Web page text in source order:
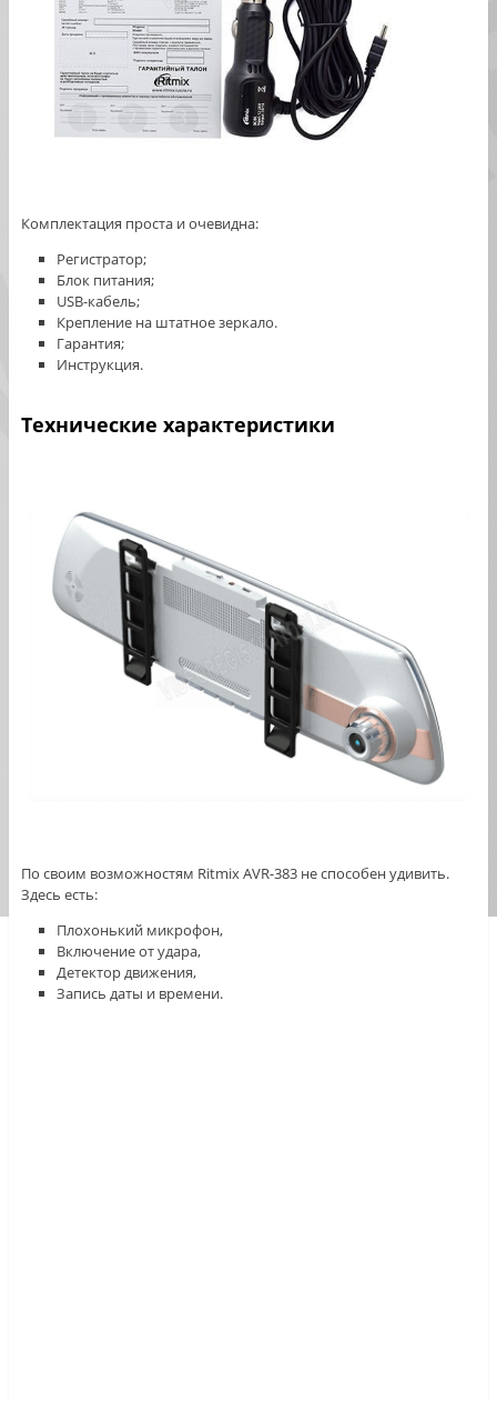
Комплектация проста и очевидна:
Регистратор;
Блок питания;
USB-кабель;
Крепление на штатное зеркало.
Гарантия;
Инструкция.
Технические характеристики
По своим возможностям Ritmix AVR-383 не способен удивить.
Здесь есть:
Плохонький микрофон,
Включение от удара,
Детектор движения,
Запись даты и времени.